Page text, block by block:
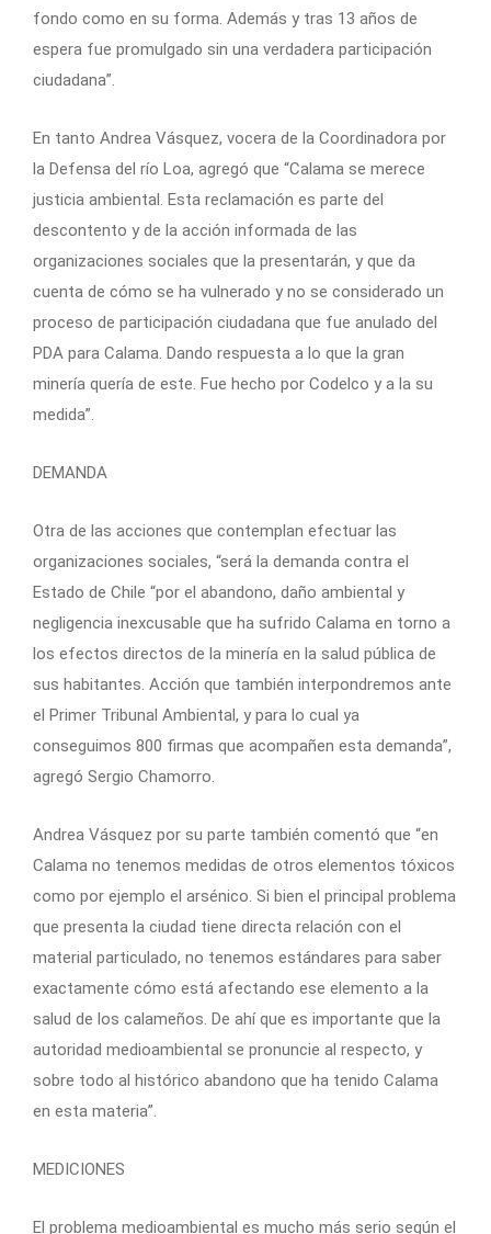
fondo como en su forma. Además y tras 13 años de
espera fue promulgado sin una verdadera participación
ciudadana”.
En tanto Andrea Vásquez, vocera de la Coordinadora por
la Defensa del río Loa, agregó que “Calama se merece
justicia ambiental. Esta reclamación es parte del
descontento y de la acción informada de las
organizaciones sociales que la presentarán, y que da
cuenta de cómo se ha vulnerado y no se considerado un
proceso de participación ciudadana que fue anulado del
PDA para Calama. Dando respuesta a lo que la gran
minería quería de este. Fue hecho por Codelco y a la su
medida”.
DEMANDA
Otra de las acciones que contemplan efectuar las
organizaciones sociales, “será la demanda contra el
Estado de Chile “por el abandono, daño ambiental y
negligencia inexcusable que ha sufrido Calama en torno a
los efectos directos de la minería en la salud pública de
sus habitantes. Acción que también interpondremos ante
el Primer Tribunal Ambiental, y para lo cual ya
conseguimos 800 firmas que acompañen esta demanda”,
agregó Sergio Chamorro.
Andrea Vásquez por su parte también comentó que “en
Calama no tenemos medidas de otros elementos tóxicos
como por ejemplo el arsénico. Si bien el principal problema
que presenta la ciudad tiene directa relación con el
material particulado, no tenemos estándares para saber
exactamente cómo está afectando ese elemento a la
salud de los calameños. De ahí que es importante que la
autoridad medioambiental se pronuncie al respecto, y
sobre todo al histórico abandono que ha tenido Calama
en esta materia”.
MEDICIONES
El problema medioambiental es mucho más serio según el